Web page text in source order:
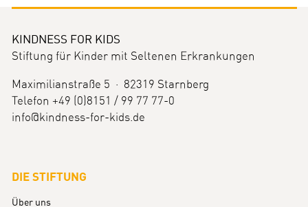
KINDNESS FOR KIDS
Stiftung für Kinder mit Seltenen Erkrankungen
Maximilianstraße 5 · 82319 Starnberg
Telefon +49 (0)8151 / 99 77 77-0
info@kindness-for-kids.de
DIE STIFTUNG
Über uns